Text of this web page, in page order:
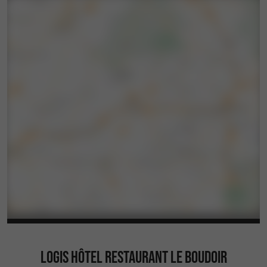
vie dans un village médiéval, imprégnée d'une
LOGIS HÔTEL RESTAURANT LE BOUDOIR